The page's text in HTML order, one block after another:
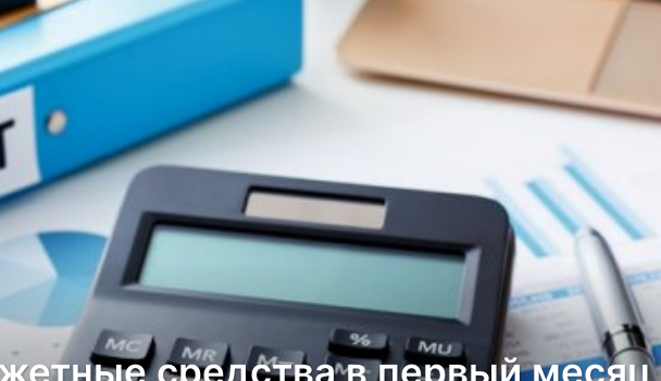
средства в первый